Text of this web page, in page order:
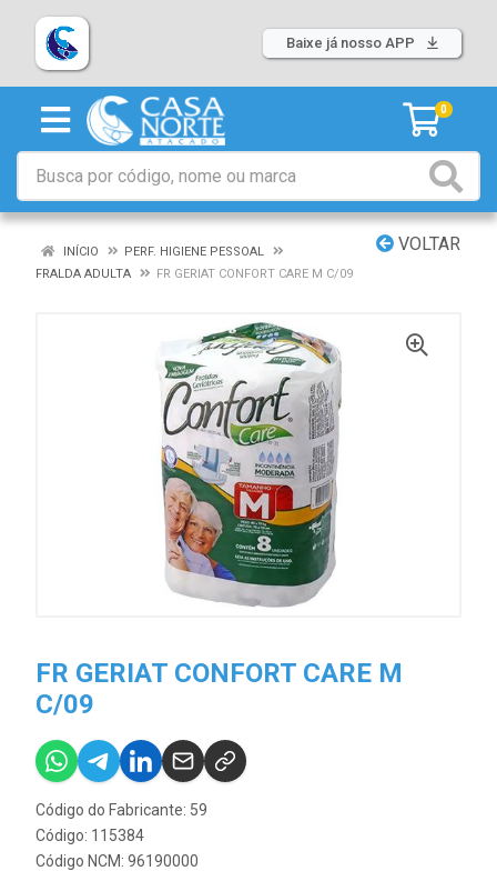
Baixe já nosso APP
0
VOLTAR
INÍCIO
PERF. HIGIENE PESSOAL
FRALDA ADULTA
FR GERIAT CONFORT CARE M C/09
FR GERIAT CONFORT CARE M
C/09
Código do Fabricante: 59
Código: 115384
Código NCM: 96190000